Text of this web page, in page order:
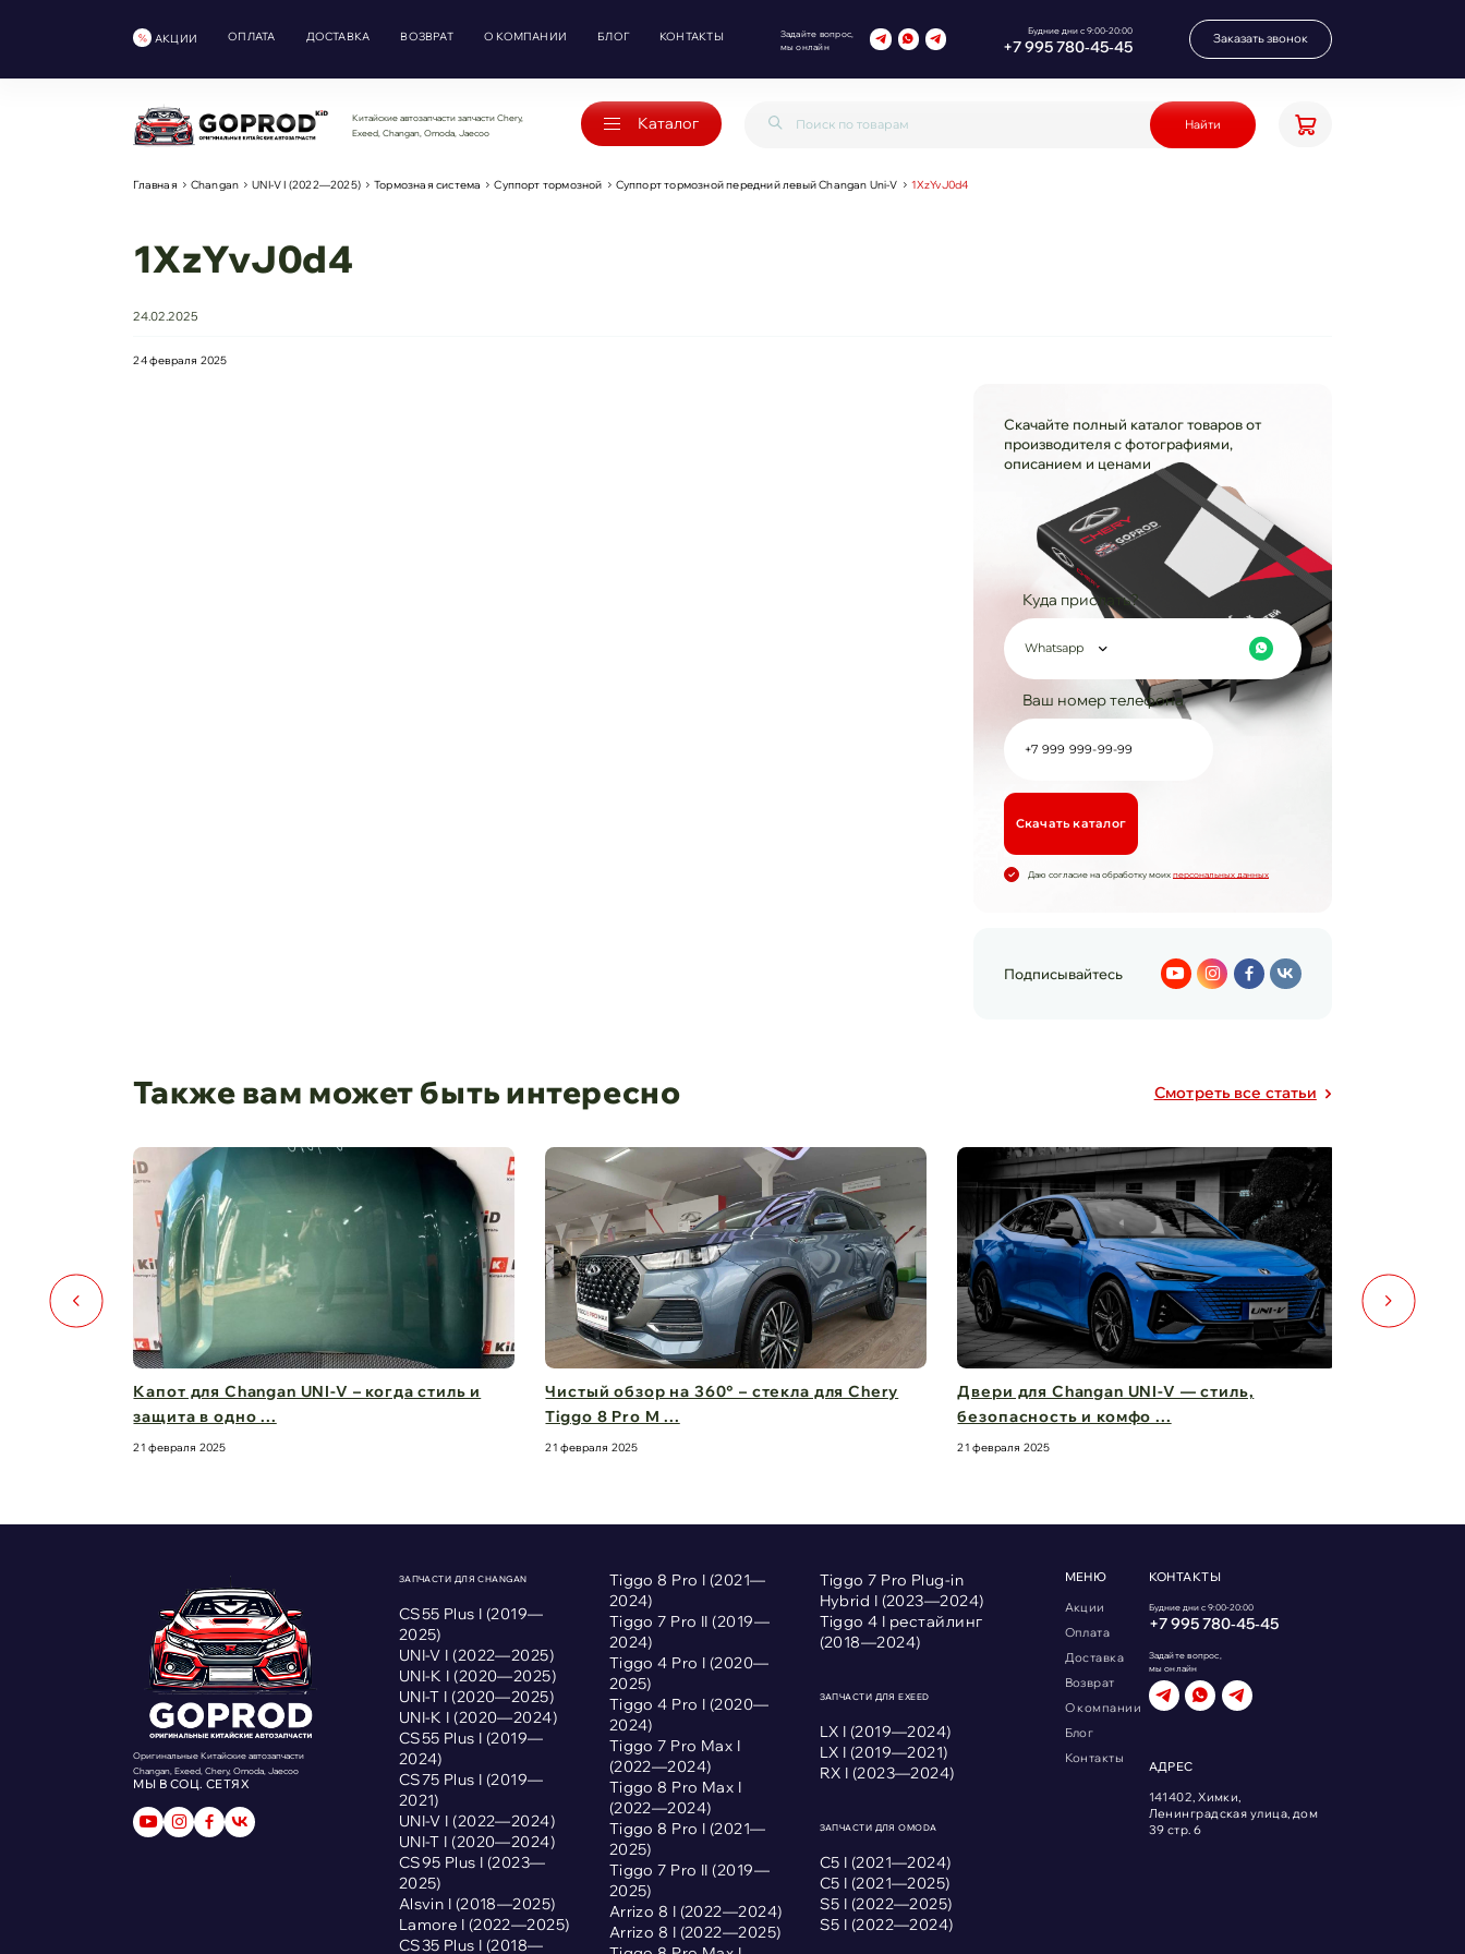
АКЦИИ ОПЛАТА ДОСТАВКА ВОЗВРАТ О КОМПАНИИ БЛОГ КОНТАКТЫ
Задайте вопрос,
мы онлайн
Будние дни с 9:00-20:00
+7 995 780‑45‑45 Заказать звонок
Китайские автозапчасти запчасти Chery,
Exeed, Changan, Omoda, Jaecoo
Каталог Найти
Главная Changan UNI-V I (2022—2025) Тормозная система Суппорт тормозной Суппорт тормозной передний левый Changan Uni-V 1XzYvJ0d4
1XzYvJ0d4
24.02.2025
24 февраля 2025
Скачайте полный каталог товаров от
производителя с фотографиями,
описанием и ценами
Куда прислать?
Whatsapp
Ваш номер телефона
Cкачать каталог
Даю согласие на обработку моих персональных данных
Подписывайтесь
Также вам может быть интересно Cмотреть все статьи
Капот для Changan UNI-V – когда стиль и
защита в одно ...
21 февраля 2025
Чистый обзор на 360° – стекла для Chery
Tiggo 8 Pro M ...
21 февраля 2025
Двери для Changan UNI-V — стиль,
безопасность и комфо ...
21 февраля 2025
Оригинальные Китайские автозапчасти
Changan, Exeed, Chery, Omoda, Jaecoo
МЫ В СОЦ. СЕТЯХ
ЗАПЧАСТИ ДЛЯ CHANGAN
CS55 Plus I (2019—
2025)
UNI-V I (2022—2025)
UNI-K I (2020—2025)
UNI-T I (2020—2025)
UNI-K I (2020—2024)
CS55 Plus I (2019—
2024)
CS75 Plus I (2019—
2021)
UNI-V I (2022—2024)
UNI-T I (2020—2024)
CS95 Plus I (2023—
2025)
Alsvin I (2018—2025)
Lamore I (2022—2025)
CS35 Plus I (2018—
Tiggo 8 Pro I (2021—
2024)
Tiggo 7 Pro II (2019—
2024)
Tiggo 4 Pro I (2020—
2025)
Tiggo 4 Pro I (2020—
2024)
Tiggo 7 Pro Max I
(2022—2024)
Tiggo 8 Pro Max I
(2022—2024)
Tiggo 8 Pro I (2021—
2025)
Tiggo 7 Pro II (2019—
2025)
Arrizo 8 I (2022—2024)
Arrizo 8 I (2022—2025)
Tiggo 7 Pro Plug-in
Hybrid I (2023—2024)
Tiggo 4 I рестайлинг
(2018—2024)
ЗАПЧАСТИ ДЛЯ EXEED
LX I (2019—2024)
LX I (2019—2021)
RX I (2023—2024)
ЗАПЧАСТИ ДЛЯ OMODA
С5 I (2021—2024)
С5 I (2021—2025)
S5 I (2022—2025)
S5 I (2022—2024)
МЕНЮ
Акции
Оплата
Доставка
Возврат
О компании
Блог
Контакты
КОНТАКТЫ
Будние дни с 9:00-20:00
+7 995 780‑45‑45
Задайте вопрос,
мы онлайн
АДРЕС
141402, Химки,
Ленинградская улица, дом
39 стр. 6